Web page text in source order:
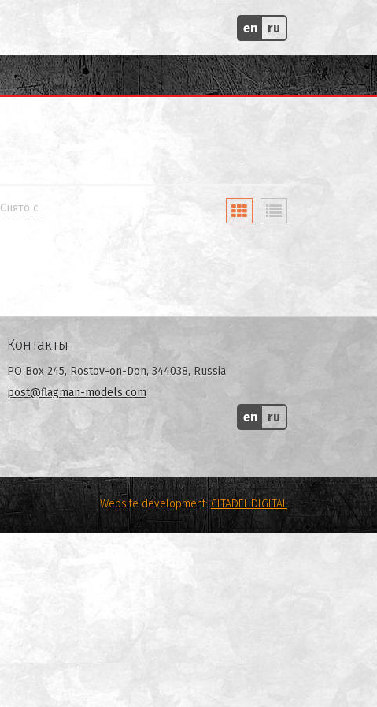
en ru
Снято с
Контакты
PO Box 245, Rostov-on-Don, 344038, Russia
post@flagman-models.com
en ru
Website development:CITADEL.DIGITAL